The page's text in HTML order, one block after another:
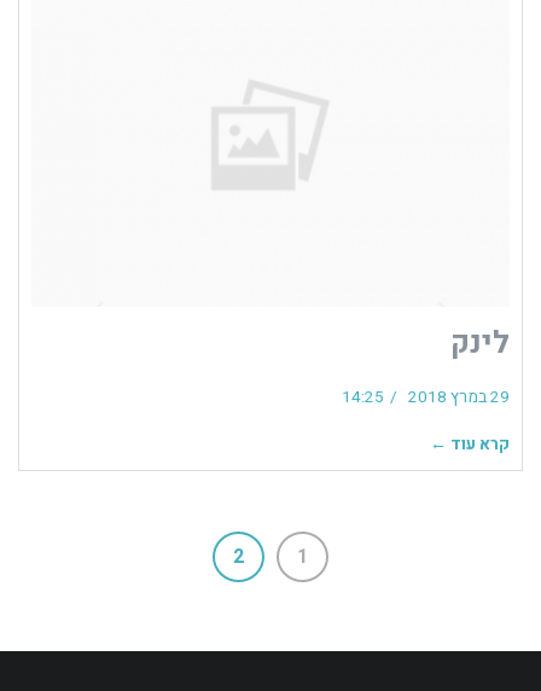
לינק
29 במרץ 2018
14:25
קרא עוד ←
1
2